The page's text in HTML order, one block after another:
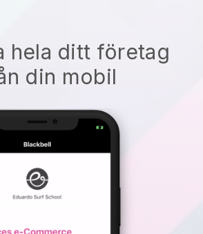
hela ditt företag
din mobil